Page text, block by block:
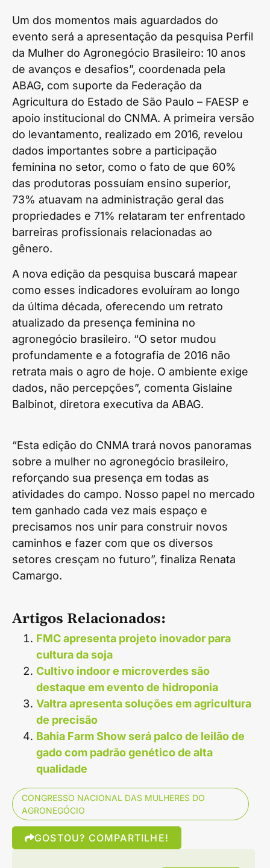
Um dos momentos mais aguardados do
evento será a apresentação da pesquisa Perfil
da Mulher do Agronegócio Brasileiro: 10 anos
de avanços e desafios”, coordenada pela
ABAG, com suporte da Federação da
Agricultura do Estado de São Paulo – FAESP e
apoio institucional do CNMA. A primeira versão
do levantamento, realizado em 2016, revelou
dados importantes sobre a participação
feminina no setor, como o fato de que 60%
das produtoras possuíam ensino superior,
73% atuavam na administração geral das
propriedades e 71% relataram ter enfrentado
barreiras profissionais relacionadas ao
gênero.
A nova edição da pesquisa buscará mapear
como esses indicadores evoluíram ao longo
da última década, oferecendo um retrato
atualizado da presença feminina no
agronegócio brasileiro. “O setor mudou
profundamente e a fotografia de 2016 não
retrata mais o agro de hoje. O ambiente exige
dados, não percepções”, comenta Gislaine
Balbinot, diretora executiva da ABAG.
“Esta edição do CNMA trará novos panoramas
sobre a mulher no agronegócio brasileiro,
reforçando sua presença em todas as
atividades do campo. Nosso papel no mercado
tem ganhado cada vez mais espaço e
precisamos nos unir para construir novos
caminhos e fazer com que os diversos
setores cresçam no futuro”, finaliza Renata
Camargo.
Artigos Relacionados:
FMC apresenta projeto inovador para
cultura da soja
Cultivo indoor e microverdes são
destaque em evento de hidroponia
Valtra apresenta soluções em agricultura
de precisão
Bahia Farm Show será palco de leilão de
gado com padrão genético de alta
qualidade
CONGRESSO NACIONAL DAS MULHERES DO
AGRONEGÓCIO
GOSTOU? COMPARTILHE!